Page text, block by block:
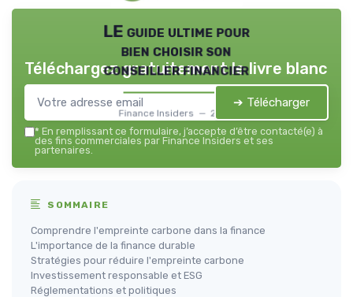
LE guide ultime pour
bien choisir son
conseiller financier
Finance Insiders — 2026
Téléchargez gratuitement le livre blanc
➔ Télécharger
* En remplissant ce formulaire, j’accepte d’être contacté(e) à
des fins commerciales par Finance Insiders et ses
partenaires.
SOMMAIRE
Comprendre l'empreinte carbone dans la finance
L'importance de la finance durable
Stratégies pour réduire l'empreinte carbone
Investissement responsable et ESG
Réglementations et politiques